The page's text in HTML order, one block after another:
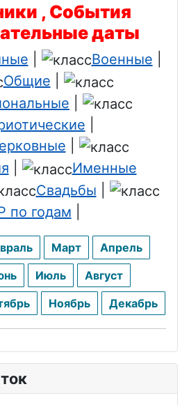
, События
даты
Военные
Общие
Именные
Свадьбы
по годам
Март
Апрель
Июль
Август
Ноябрь Декабрь